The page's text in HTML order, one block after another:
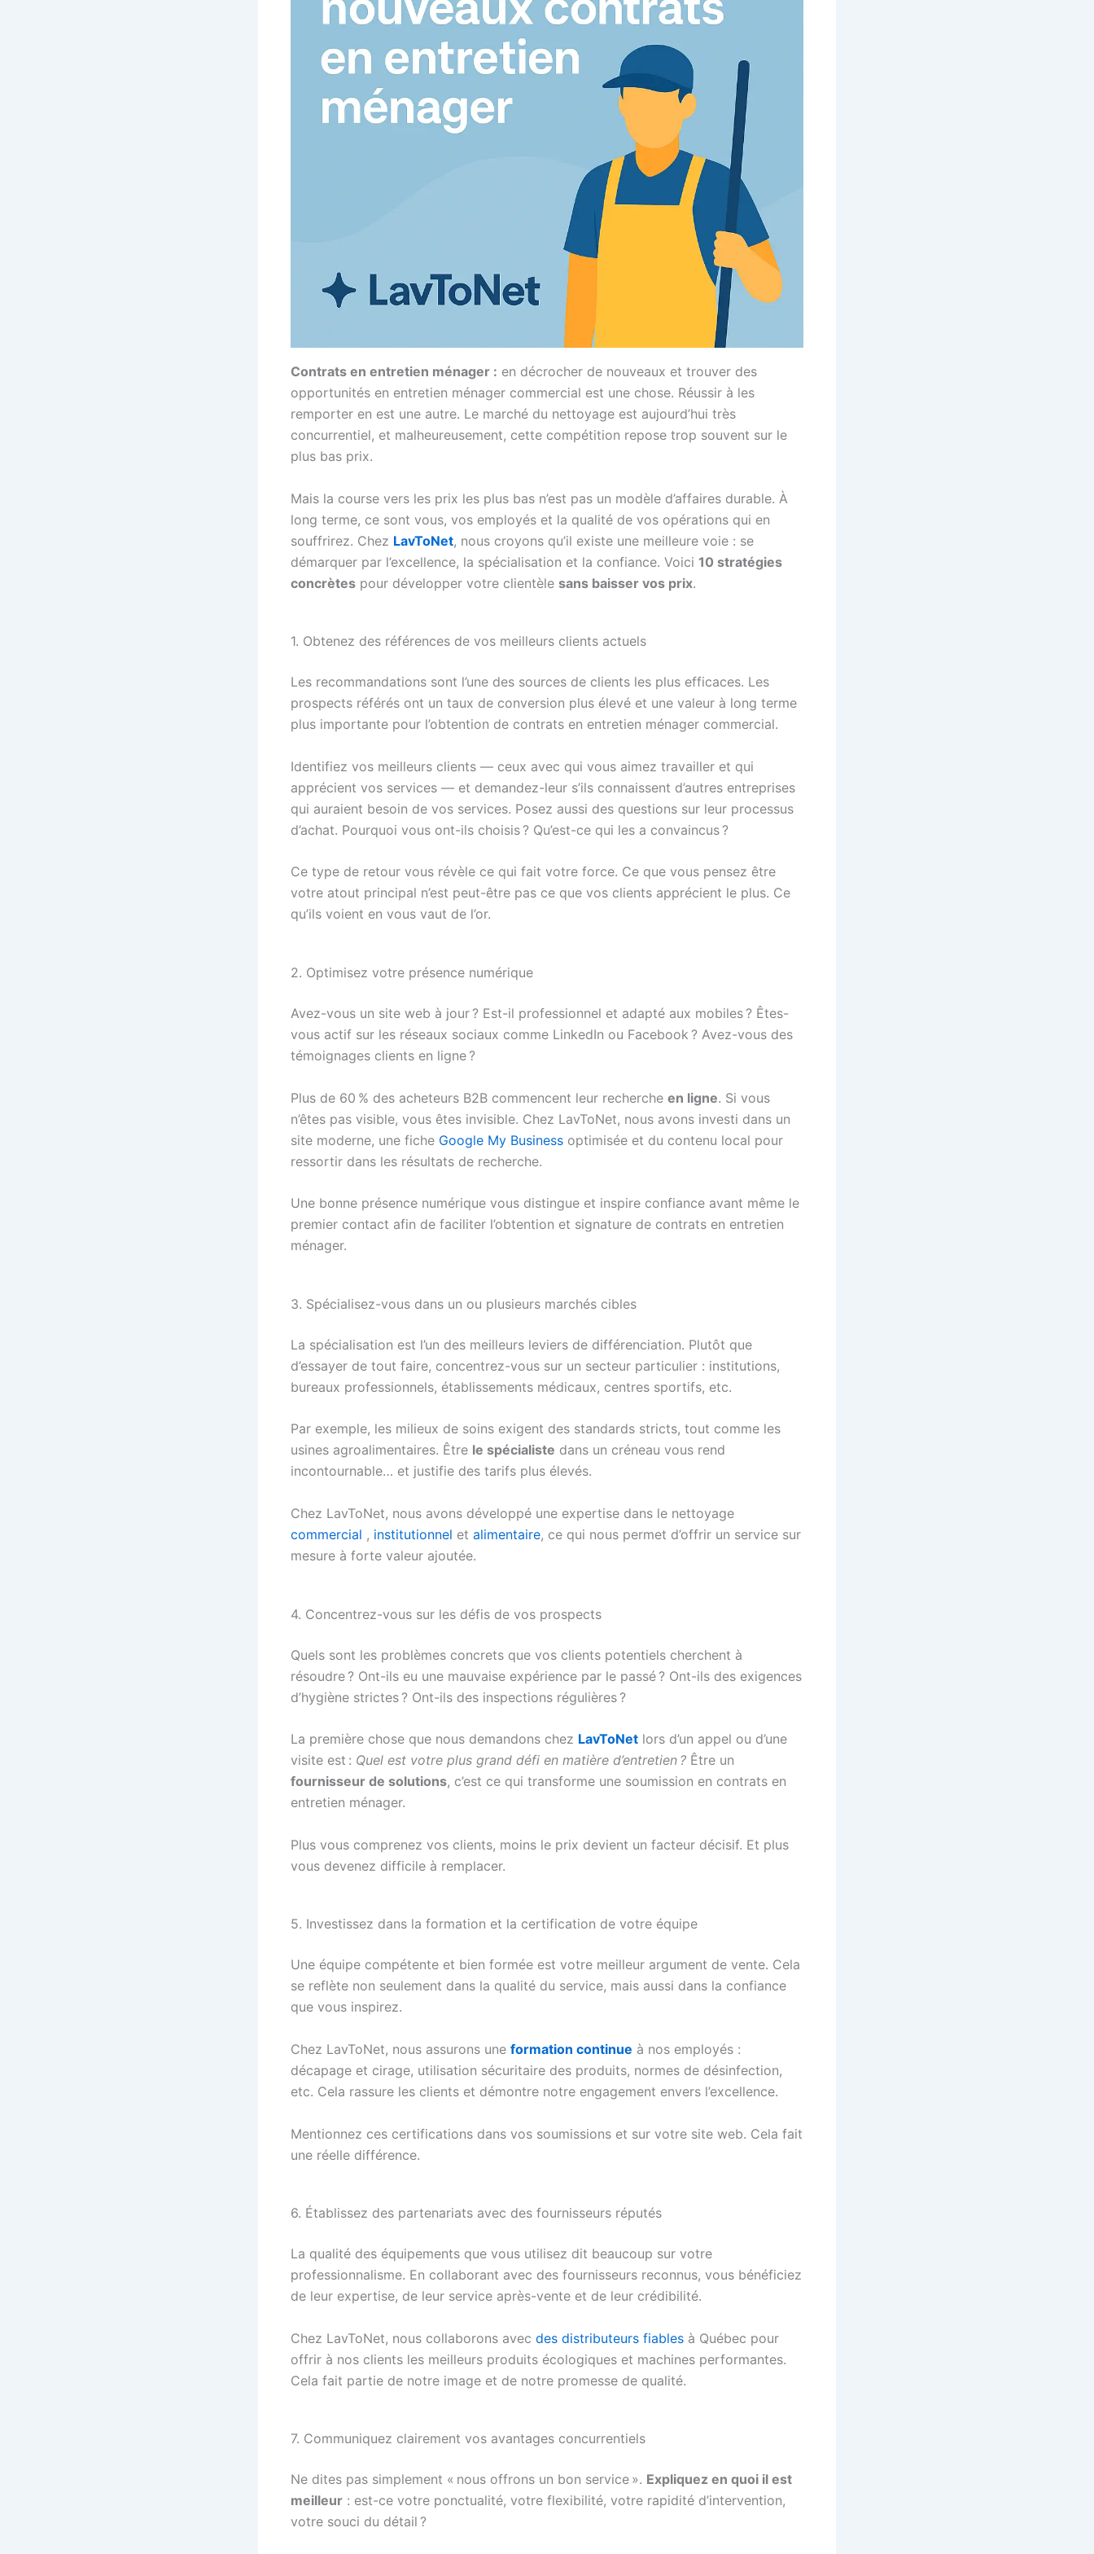
Contrats en entretien ménager : en décrocher de nouveaux et trouver des
opportunités en entretien ménager commercial est une chose. Réussir à les
remporter en est une autre. Le marché du nettoyage est aujourd’hui très
concurrentiel, et malheureusement, cette compétition repose trop souvent sur le
plus bas prix.
Mais la course vers les prix les plus bas n’est pas un modèle d’affaires durable. À
long terme, ce sont vous, vos employés et la qualité de vos opérations qui en
souffrirez. Chez LavToNet, nous croyons qu’il existe une meilleure voie : se
démarquer par l’excellence, la spécialisation et la confiance. Voici 10 stratégies
concrètes pour développer votre clientèle sans baisser vos prix.
1. Obtenez des références de vos meilleurs clients actuels
Les recommandations sont l’une des sources de clients les plus efficaces. Les
prospects référés ont un taux de conversion plus élevé et une valeur à long terme
plus importante pour l’obtention de contrats en entretien ménager commercial.
Identifiez vos meilleurs clients — ceux avec qui vous aimez travailler et qui
apprécient vos services — et demandez-leur s’ils connaissent d’autres entreprises
qui auraient besoin de vos services. Posez aussi des questions sur leur processus
d’achat. Pourquoi vous ont-ils choisis ? Qu’est-ce qui les a convaincus ?
Ce type de retour vous révèle ce qui fait votre force. Ce que vous pensez être
votre atout principal n’est peut-être pas ce que vos clients apprécient le plus. Ce
qu’ils voient en vous vaut de l’or.
2. Optimisez votre présence numérique
Avez-vous un site web à jour ? Est-il professionnel et adapté aux mobiles ? Êtes-
vous actif sur les réseaux sociaux comme LinkedIn ou Facebook ? Avez-vous des
témoignages clients en ligne ?
Plus de 60 % des acheteurs B2B commencent leur recherche en ligne. Si vous
n’êtes pas visible, vous êtes invisible. Chez LavToNet, nous avons investi dans un
site moderne, une fiche Google My Business optimisée et du contenu local pour
ressortir dans les résultats de recherche.
Une bonne présence numérique vous distingue et inspire confiance avant même le
premier contact afin de faciliter l’obtention et signature de contrats en entretien
ménager.
3. Spécialisez-vous dans un ou plusieurs marchés cibles
La spécialisation est l’un des meilleurs leviers de différenciation. Plutôt que
d’essayer de tout faire, concentrez-vous sur un secteur particulier : institutions,
bureaux professionnels, établissements médicaux, centres sportifs, etc.
Par exemple, les milieux de soins exigent des standards stricts, tout comme les
usines agroalimentaires. Être le spécialiste dans un créneau vous rend
incontournable… et justifie des tarifs plus élevés.
Chez LavToNet, nous avons développé une expertise dans le nettoyage
commercial , institutionnel et alimentaire, ce qui nous permet d’offrir un service sur
mesure à forte valeur ajoutée.
4. Concentrez-vous sur les défis de vos prospects
Quels sont les problèmes concrets que vos clients potentiels cherchent à
résoudre ? Ont-ils eu une mauvaise expérience par le passé ? Ont-ils des exigences
d’hygiène strictes ? Ont-ils des inspections régulières ?
La première chose que nous demandons chez LavToNet lors d’un appel ou d’une
visite est : Quel est votre plus grand défi en matière d’entretien ? Être un
fournisseur de solutions, c’est ce qui transforme une soumission en contrats en
entretien ménager.
Plus vous comprenez vos clients, moins le prix devient un facteur décisif. Et plus
vous devenez difficile à remplacer.
5. Investissez dans la formation et la certification de votre équipe
Une équipe compétente et bien formée est votre meilleur argument de vente. Cela
se reflète non seulement dans la qualité du service, mais aussi dans la confiance
que vous inspirez.
Chez LavToNet, nous assurons une formation continue à nos employés :
décapage et cirage, utilisation sécuritaire des produits, normes de désinfection,
etc. Cela rassure les clients et démontre notre engagement envers l’excellence.
Mentionnez ces certifications dans vos soumissions et sur votre site web. Cela fait
une réelle différence.
6. Établissez des partenariats avec des fournisseurs réputés
La qualité des équipements que vous utilisez dit beaucoup sur votre
professionnalisme. En collaborant avec des fournisseurs reconnus, vous bénéficiez
de leur expertise, de leur service après-vente et de leur crédibilité.
Chez LavToNet, nous collaborons avec des distributeurs fiables à Québec pour
offrir à nos clients les meilleurs produits écologiques et machines performantes.
Cela fait partie de notre image et de notre promesse de qualité.
7. Communiquez clairement vos avantages concurrentiels
Ne dites pas simplement « nous offrons un bon service ». Expliquez en quoi il est
meilleur : est-ce votre ponctualité, votre flexibilité, votre rapidité d’intervention,
votre souci du détail ?